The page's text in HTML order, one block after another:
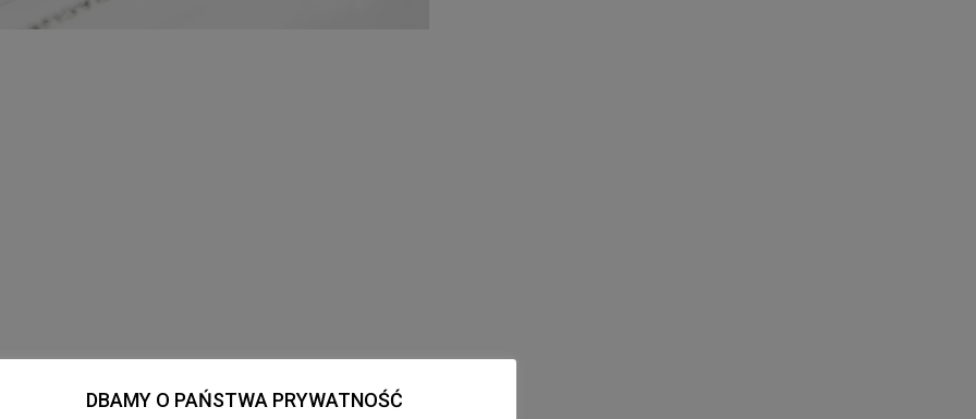
DBAMY O PAŃSTWA PRYWATNOŚĆ